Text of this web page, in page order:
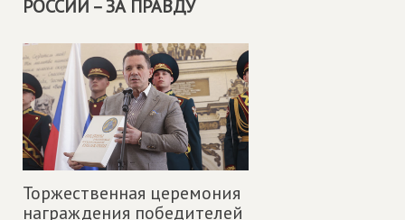
РОССИИ – ЗА ПРАВДУ
Торжественная церемония
награждения победителей